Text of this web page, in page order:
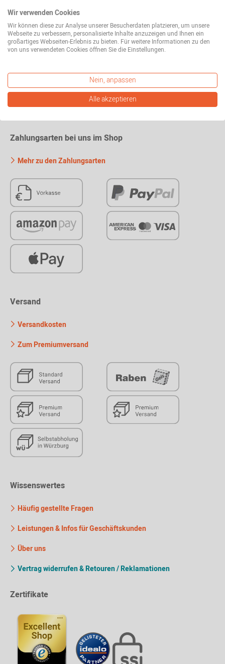
Mehr erfahren
Alles zu Ihrer Bestellung
Zahlungsarten bei uns im Shop
Mehr zu den Zahlungsarten
Versand
Versandkosten
Zum Premiumversand
Wissenswertes
Häufig gestellte Fragen
Leistungen & Infos für Geschäftskunden
Über uns
Vertrag widerrufen & Retouren / Reklamationen
Zertifikate
Wir verwenden Cookies
Wir können diese zur Analyse unserer Besucherdaten platzieren, um unsere
Webseite zu verbessern, personalisierte Inhalte anzuzeigen und Ihnen ein
großartiges Webseiten-Erlebnis zu bieten. Für weitere Informationen zu den
von uns verwendeten Cookies öffnen Sie die Einstellungen.
Nein, anpassen
Alle akzeptieren